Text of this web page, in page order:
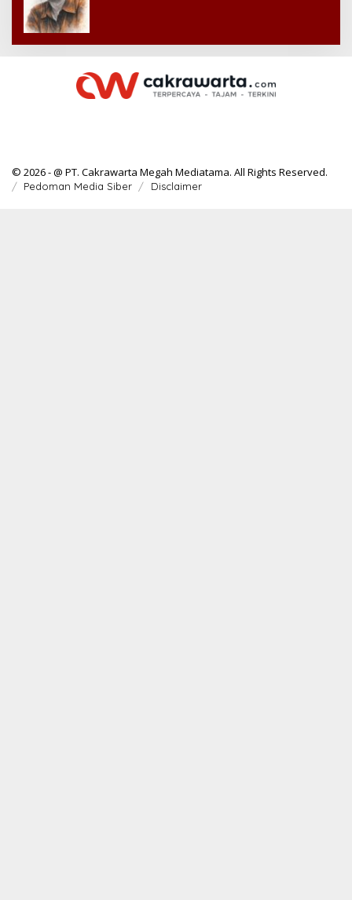
© 2026 - @ PT. Cakrawarta Megah Mediatama. All Rights Reserved.
Pedoman Media Siber Disclaimer